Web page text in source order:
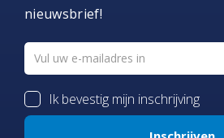
nieuwsbrief!